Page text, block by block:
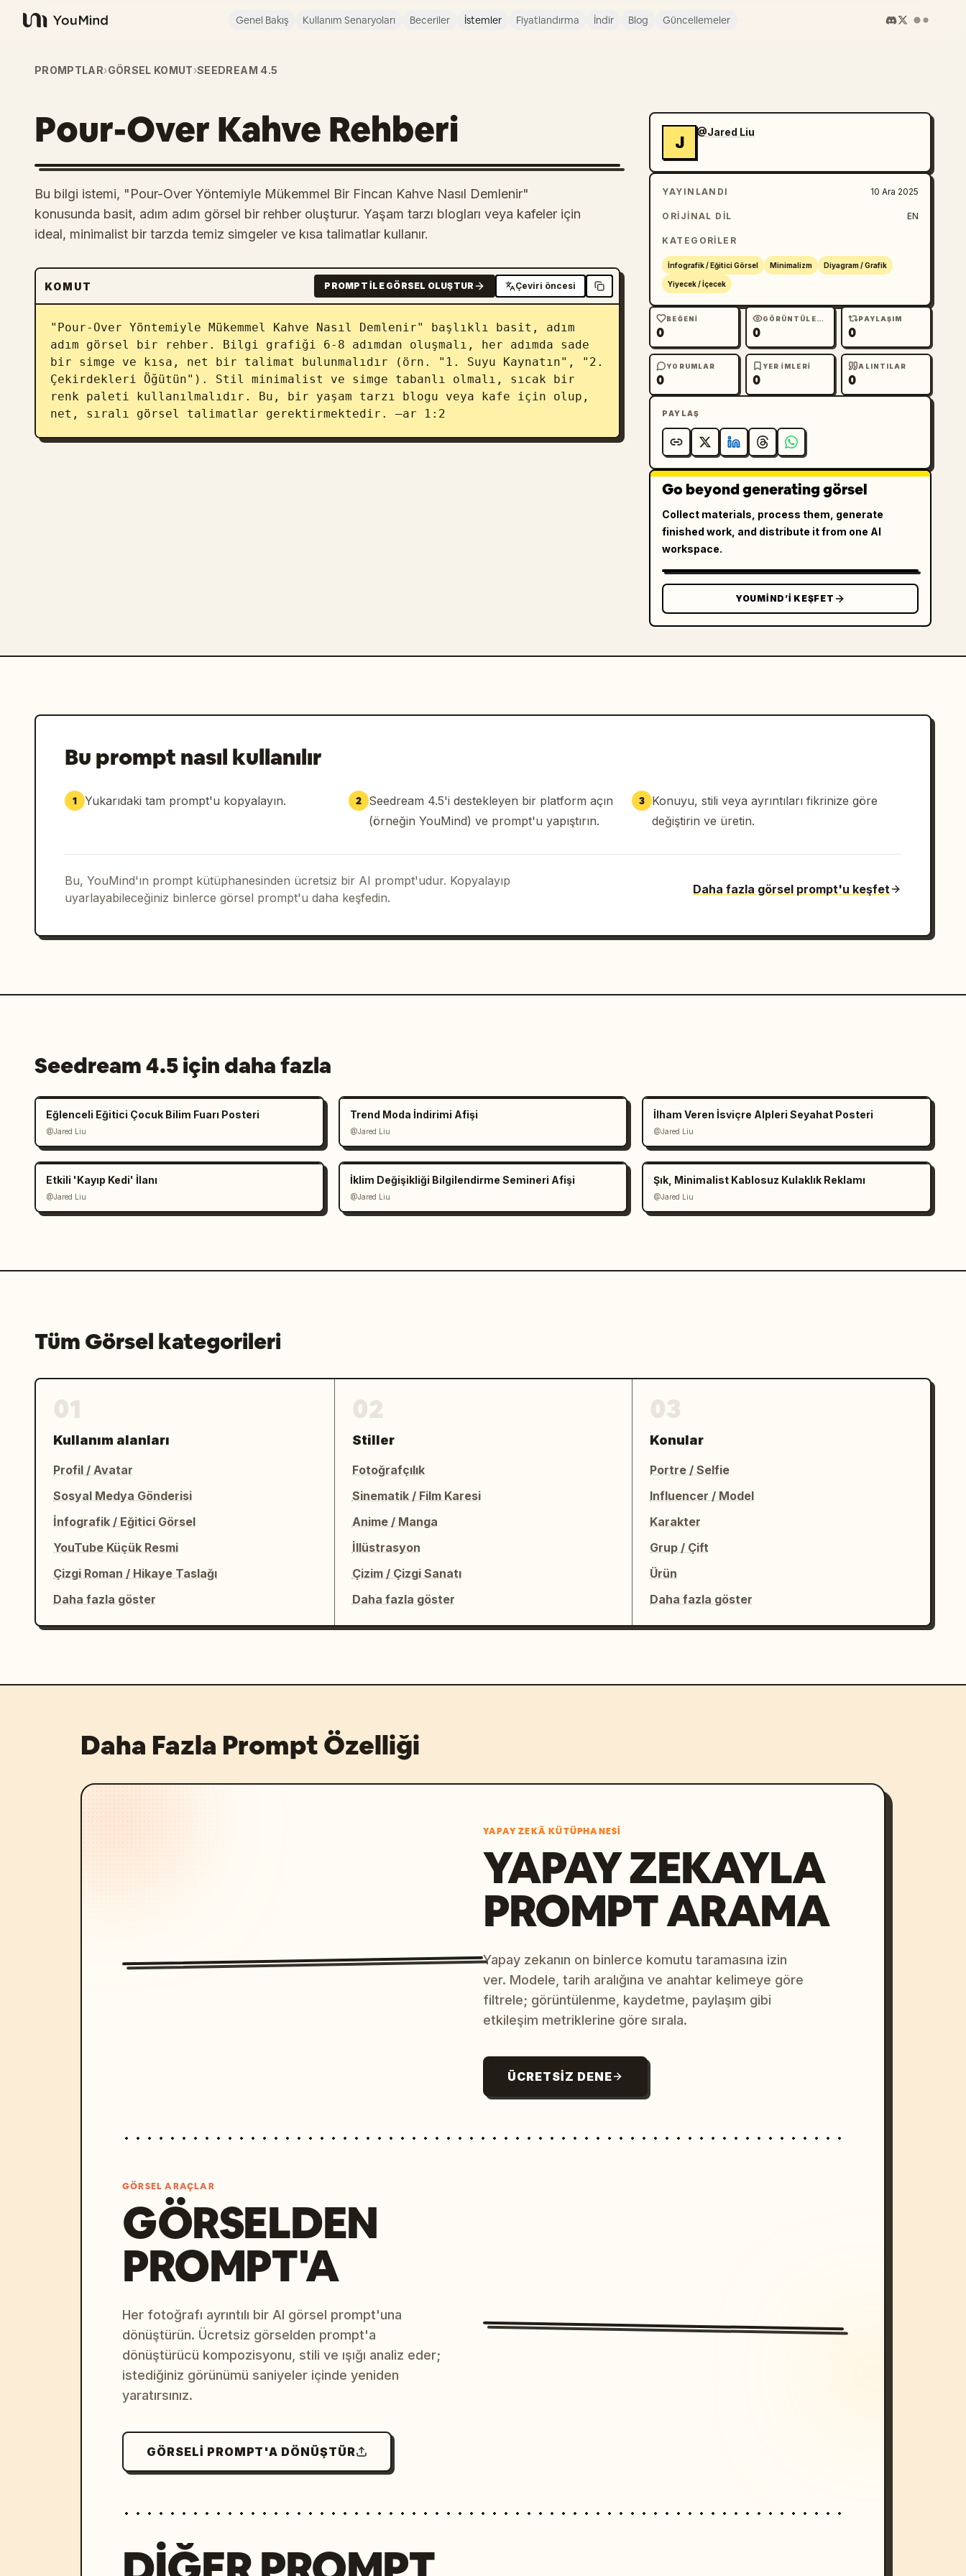
YouMind
Genel Bakış Kullanım Senaryoları Beceriler İstemler Fiyatlandırma İndir Blog Güncellemeler
PROMPTLAR›GÖRSEL KOMUT›SEEDREAM 4.5
Pour-Over Kahve Rehberi
Bu bilgi istemi, "Pour-Over Yöntemiyle Mükemmel Bir Fincan Kahve Nasıl Demlenir"
konusunda basit, adım adım görsel bir rehber oluşturur. Yaşam tarzı blogları veya kafeler için
ideal, minimalist bir tarzda temiz simgeler ve kısa talimatlar kullanır.
KOMUT PROMPT ILE GÖRSEL OLUŞTUR Çeviri öncesi
"Pour-Over Yöntemiyle Mükemmel Kahve Nasıl Demlenir" başlıklı basit, adım
adım görsel bir rehber. Bilgi grafiği 6-8 adımdan oluşmalı, her adımda sade
bir simge ve kısa, net bir talimat bulunmalıdır (örn. "1. Suyu Kaynatın", "2.
Çekirdekleri Öğütün"). Stil minimalist ve simge tabanlı olmalı, sıcak bir
renk paleti kullanılmalıdır. Bu, bir yaşam tarzı blogu veya kafe için olup,
net, sıralı görsel talimatlar gerektirmektedir. –ar 1:2
J
@Jared Liu
YAYINLANDI 10 Ara 2025
ORIJINAL DIL EN
KATEGORILER
İnfografik / Eğitici Görsel Minimalizm Diyagram / Grafik
Yiyecek / İçecek
BEĞENI
0
GÖRÜNTÜLEME
0
PAYLAŞIM
0
YORUMLAR
0
YER IMLERI
0
ALINTILAR
0
PAYLAŞ
Go beyond generating görsel
Collect materials, process them, generate
finished work, and distribute it from one AI
workspace.
YOUMIND’I KEŞFET
Bu prompt nasıl kullanılır
1 Yukarıdaki tam prompt'u kopyalayın. 2 Seedream 4.5'i destekleyen bir platform açın
(örneğin YouMind) ve prompt'u yapıştırın.
3
Konuyu, stili veya ayrıntıları fikrinize göre
değiştirin ve üretin.
Bu, YouMind'ın prompt kütüphanesinden ücretsiz bir AI prompt'udur. Kopyalayıp
uyarlayabileceğiniz binlerce görsel prompt'u daha keşfedin.
Daha fazla görsel prompt'u keşfet
Seedream 4.5 için daha fazla
Eğlenceli Eğitici Çocuk Bilim Fuarı Posteri
@Jared Liu
Trend Moda İndirimi Afişi
@Jared Liu
İlham Veren İsviçre Alpleri Seyahat Posteri
@Jared Liu
Etkili 'Kayıp Kedi' İlanı
@Jared Liu
İklim Değişikliği Bilgilendirme Semineri Afişi
@Jared Liu
Şık, Minimalist Kablosuz Kulaklık Reklamı
@Jared Liu
Tüm Görsel kategorileri
Kullanım alanları
Profil / Avatar
Sosyal Medya Gönderisi
İnfografik / Eğitici Görsel
YouTube Küçük Resmi
Çizgi Roman / Hikaye Taslağı
Daha fazla göster
Stiller
Fotoğrafçılık
Sinematik / Film Karesi
Anime / Manga
İllüstrasyon
Çizim / Çizgi Sanatı
Daha fazla göster
Konular
Portre / Selfie
Influencer / Model
Karakter
Grup / Çift
Ürün
Daha fazla göster
Daha Fazla Prompt Özelliği
YAPAY ZEKÂ KÜTÜPHANESI
YAPAY ZEKAYLA
PROMPT ARAMA
Yapay zekanın on binlerce komutu taramasına izin
ver. Modele, tarih aralığına ve anahtar kelimeye göre
filtrele; görüntülenme, kaydetme, paylaşım gibi
etkileşim metriklerine göre sırala.
ÜCRETSIZ DENE
GÖRSEL ARAÇLAR
GÖRSELDEN
PROMPT'A
Her fotoğrafı ayrıntılı bir AI görsel prompt'una
dönüştürün. Ücretsiz görselden prompt'a
dönüştürücü kompozisyonu, stili ve ışığı analiz eder;
istediğiniz görünümü saniyeler içinde yeniden
yaratırsınız.
GÖRSELI PROMPT'A DÖNÜŞTÜR